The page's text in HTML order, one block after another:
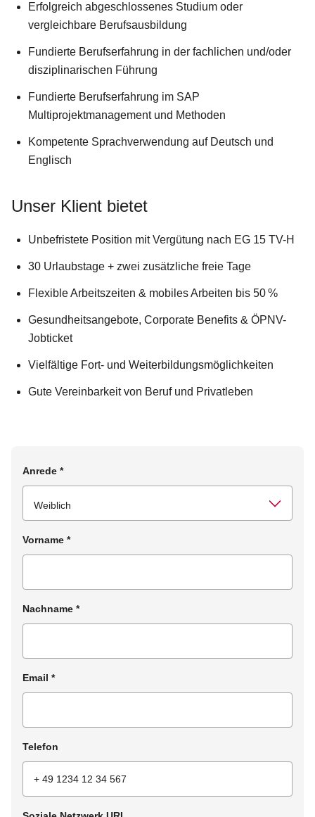
Erfolgreich abgeschlossenes Studium oder
vergleichbare Berufsausbildung
Fundierte Berufserfahrung in der fachlichen und/oder
disziplinarischen Führung
Fundierte Berufserfahrung im SAP
Multiprojektmanagement und Methoden
Kompetente Sprachverwendung auf Deutsch und
Englisch
Unser Klient bietet
Unbefristete Position mit Vergütung nach EG 15 TV-H
30 Urlaubstage + zwei zusätzliche freie Tage
Flexible Arbeitszeiten & mobiles Arbeiten bis 50 %
Gesundheitsangebote, Corporate Benefits & ÖPNV-
Jobticket
Vielfältige Fort- und Weiterbildungsmöglichkeiten
Gute Vereinbarkeit von Beruf und Privatleben
Anrede *
Vorname *
Nachname *
Email *
Telefon